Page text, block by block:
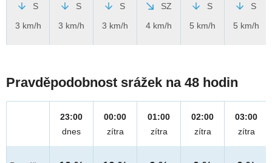
S
3 km/h
S
3 km/h
S
3 km/h
SZ
4 km/h
S
5 km/h
S
5 km/h
Pravděpodobnost srážek na 48 hodin
23:00
dnes
00:00
zítra
01:00
zítra
02:00
zítra
03:00
zítra